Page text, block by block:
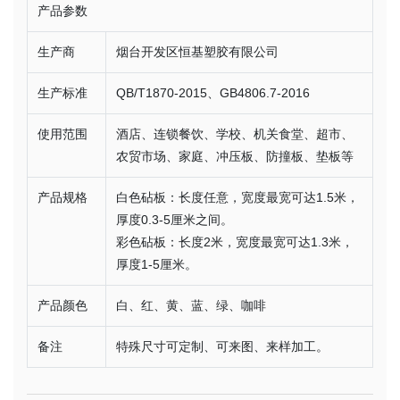
产品参数
生产商 烟台开发区恒基塑胶有限公司
生产标准 QB/T1870-2015、GB4806.7-2016
使用范围
酒店、连锁餐饮、学校、机关食堂、超市、
农贸市场、家庭、冲压板、防撞板、垫板等
产品规格
白色砧板：长度任意，宽度最宽可达1.5米，
厚度0.3-5厘米之间。
彩色砧板：长度2米，宽度最宽可达1.3米，
厚度1-5厘米。
产品颜色 白、红、黄、蓝、绿、咖啡
备注 特殊尺寸可定制、可来图、来样加工。